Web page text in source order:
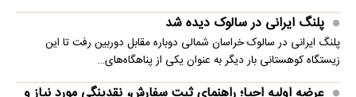
پلنگ ایرانی در سالوک دیده شد
پلنگ ایرانی در سالوک خراسان شمالی دوباره مقابل دوربین رفت تا این
زیستگاه کوهستانی بار دیگر به عنوان یکی از پناهگاه‌های…